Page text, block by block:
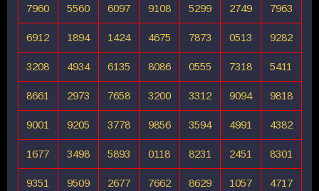
7960 5560 6097 9108 5299 2749 7963
6912 1894 1424 4675 7873 0513 9282
3208 4934 6135 8086 0555 7318 5411
8661 2973 7658 3200 3312 9094 9818
9001 9205 3778 9856 3594 4991 4382
1677 3498 5893 0118 8231 2451 8301
9351 9509 2677 7662 8629 1057 4717